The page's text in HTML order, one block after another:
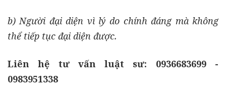
b) Người đại diện vì lý do chính đáng mà không
thể tiếp tục đại diện được.
Liên hệ tư vấn luật sư: 0936683699 -
0983951338